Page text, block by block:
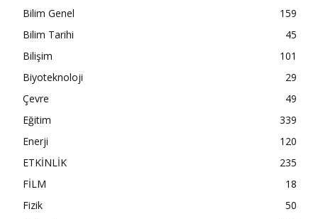
Bilim Genel
159
Bilim Tarihi
45
Bilişim
101
Biyoteknoloji
29
Çevre
49
Eğitim
339
Enerji
120
ETKİNLİK
235
FİLM
18
Fizik
50